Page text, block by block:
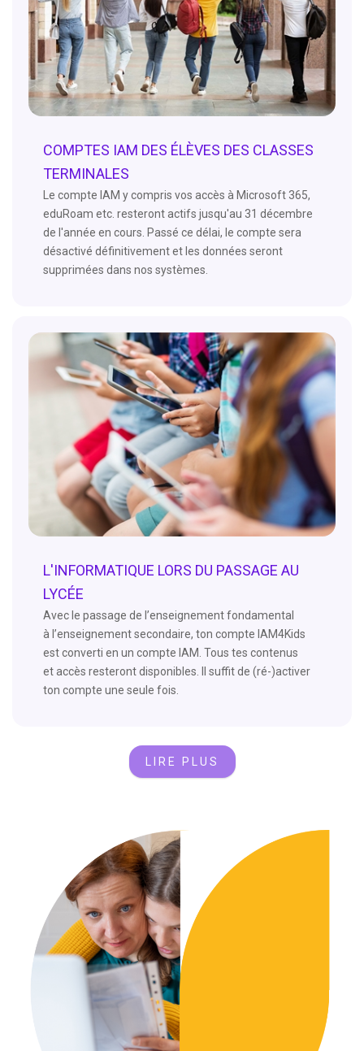
COMPTES IAM DES ÉLÈVES DES CLASSES
TERMINALES
Le compte IAM y compris vos accès à Microsoft 365,
eduRoam etc. resteront actifs jusqu'au 31 décembre
de l'année en cours. Passé ce délai, le compte sera
désactivé définitivement et les données seront
supprimées dans nos systèmes.
L'INFORMATIQUE LORS DU PASSAGE AU
LYCÉE
Avec le passage de l’enseignement fondamental
à l’enseignement secondaire, ton compte IAM4Kids
est converti en un compte IAM. Tous tes contenus
et accès resteront disponibles. Il suffit de (ré-)activer
ton compte une seule fois.
LIRE PLUS